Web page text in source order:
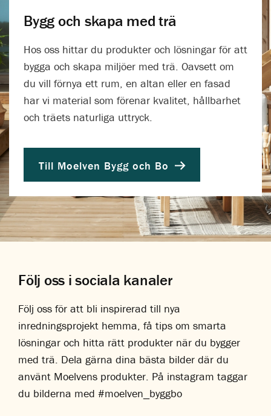
Bygg och skapa med trä
Hos oss hittar du produkter och lösningar för att
bygga och skapa miljöer med trä. Oavsett om
du vill förnya ett rum, en altan eller en fasad
har vi material som förenar kvalitet, hållbarhet
och träets naturliga uttryck.
Till Moelven Bygg och Bo
Följ oss i sociala kanaler
Följ oss för att bli inspirerad till nya
inredningsprojekt hemma, få tips om smarta
lösningar och hitta rätt produkter när du bygger
med trä. Dela gärna dina bästa bilder där du
använt Moelvens produkter. På instagram taggar
du bilderna med #moelven_byggbo